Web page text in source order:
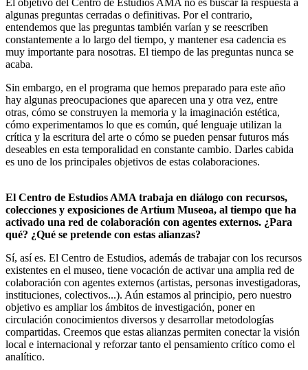
algunas preguntas cerradas o definitivas. Por el contrario,
entendemos que las preguntas también varían y se reescriben
constantemente a lo largo del tiempo, y mantener esa cadencia es
muy importante para nosotras. El tiempo de las preguntas nunca se
acaba.
Sin embargo, en el programa que hemos preparado para este año
hay algunas preocupaciones que aparecen una y otra vez, entre
otras, cómo se construyen la memoria y la imaginación estética,
cómo experimentamos lo que es común, qué lenguaje utilizan la
crítica y la escritura del arte o cómo se pueden pensar futuros más
deseables en esta temporalidad en constante cambio. Darles cabida
es uno de los principales objetivos de estas colaboraciones.
El Centro de Estudios AMA trabaja en diálogo con recursos,
colecciones y exposiciones de Artium Museoa, al tiempo que ha
activado una red de colaboración con agentes externos. ¿Para
qué? ¿Qué se pretende con estas alianzas?
Sí, así es. El Centro de Estudios, además de trabajar con los recursos
existentes en el museo, tiene vocación de activar una amplia red de
colaboración con agentes externos (artistas, personas investigadoras,
instituciones, colectivos...). Aún estamos al principio, pero nuestro
objetivo es ampliar los ámbitos de investigación, poner en
circulación conocimientos diversos y desarrollar metodologías
compartidas. Creemos que estas alianzas permiten conectar la visión
local e internacional y reforzar tanto el pensamiento crítico como el
analítico.